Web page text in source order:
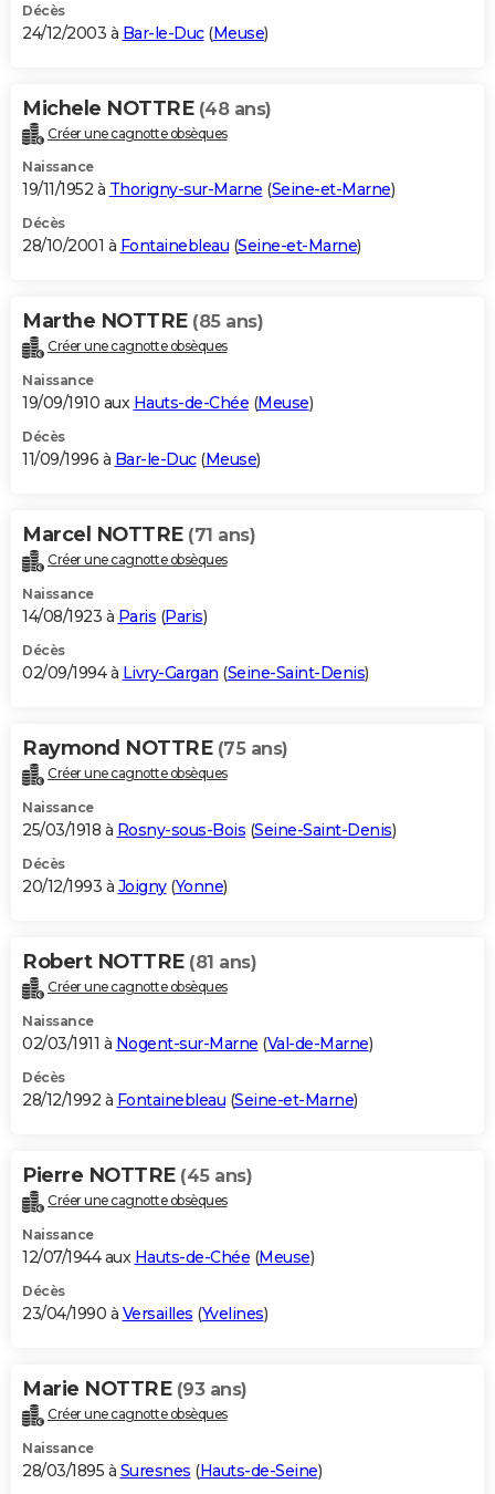
Décès
24/12/2003 à Bar-le-Duc(Meuse)
Michele NOTTRE (48 ans)
Créer une cagnotte obsèques
Naissance
19/11/1952 à Thorigny-sur-Marne (Seine-et-Marne)
Décès
28/10/2001 à Fontainebleau (Seine-et-Marne)
Marthe NOTTRE (85 ans)
Créer une cagnotte obsèques
Naissance
19/09/1910 aux Hauts-de-Chée (Meuse)
Décès
11/09/1996 à Bar-le-Duc(Meuse)
Marcel NOTTRE (71 ans)
Créer une cagnotte obsèques
Naissance
14/08/1923 à Paris (Paris)
Décès
02/09/1994 à Livry-Gargan (Seine-Saint-Denis)
Raymond NOTTRE (75 ans)
Créer une cagnotte obsèques
Naissance
25/03/1918 à Rosny-sous-Bois (Seine-Saint-Denis)
Décès
20/12/1993 à Joigny(Yonne)
Robert NOTTRE (81 ans)
Créer une cagnotte obsèques
Naissance
02/03/1911 à Nogent-sur-Marne (Val-de-Marne)
Décès
28/12/1992 à Fontainebleau (Seine-et-Marne)
Pierre NOTTRE (45 ans)
Créer une cagnotte obsèques
Naissance
12/07/1944 aux Hauts-de-Chée (Meuse)
Décès
23/04/1990 à Versailles (Yvelines)
Marie NOTTRE (93 ans)
Créer une cagnotte obsèques
Naissance
28/03/1895 à Suresnes (Hauts-de-Seine)